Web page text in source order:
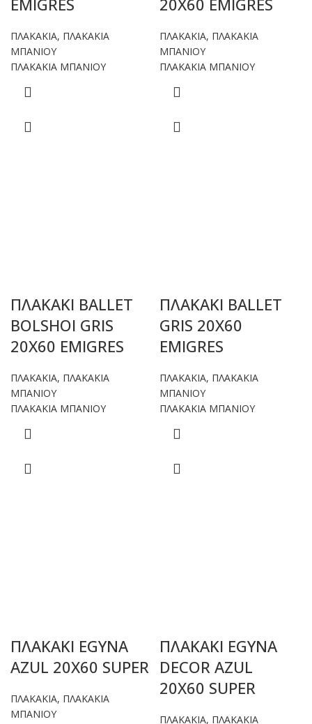
EMIGRES
ΠΛΑΚΑΚΙΑ, ΠΛΑΚΑΚΙΑ
ΜΠΑΝΙΟΥ
ΠΛΑΚΑΚΙΑ ΜΠΑΝΙΟΥ
20X60 EMIGRES
ΠΛΑΚΑΚΙΑ, ΠΛΑΚΑΚΙΑ
ΜΠΑΝΙΟΥ
ΠΛΑΚΑΚΙΑ ΜΠΑΝΙΟΥ
ΠΛΑΚΑΚΙ BALLET
BOLSHOI GRIS
20X60 EMIGRES
ΠΛΑΚΑΚΙΑ, ΠΛΑΚΑΚΙΑ
ΜΠΑΝΙΟΥ
ΠΛΑΚΑΚΙΑ ΜΠΑΝΙΟΥ
ΠΛΑΚΑΚΙ BALLET
GRIS 20X60
EMIGRES
ΠΛΑΚΑΚΙΑ, ΠΛΑΚΑΚΙΑ
ΜΠΑΝΙΟΥ
ΠΛΑΚΑΚΙΑ ΜΠΑΝΙΟΥ
ΠΛΑΚΑΚΙ EGYNA
AZUL 20X60 SUPER
ΠΛΑΚΑΚΙΑ, ΠΛΑΚΑΚΙΑ
ΜΠΑΝΙΟΥ
ΠΛΑΚΑΚΙ EGYNA
DECOR AZUL
20X60 SUPER
ΠΛΑΚΑΚΙΑ, ΠΛΑΚΑΚΙΑ